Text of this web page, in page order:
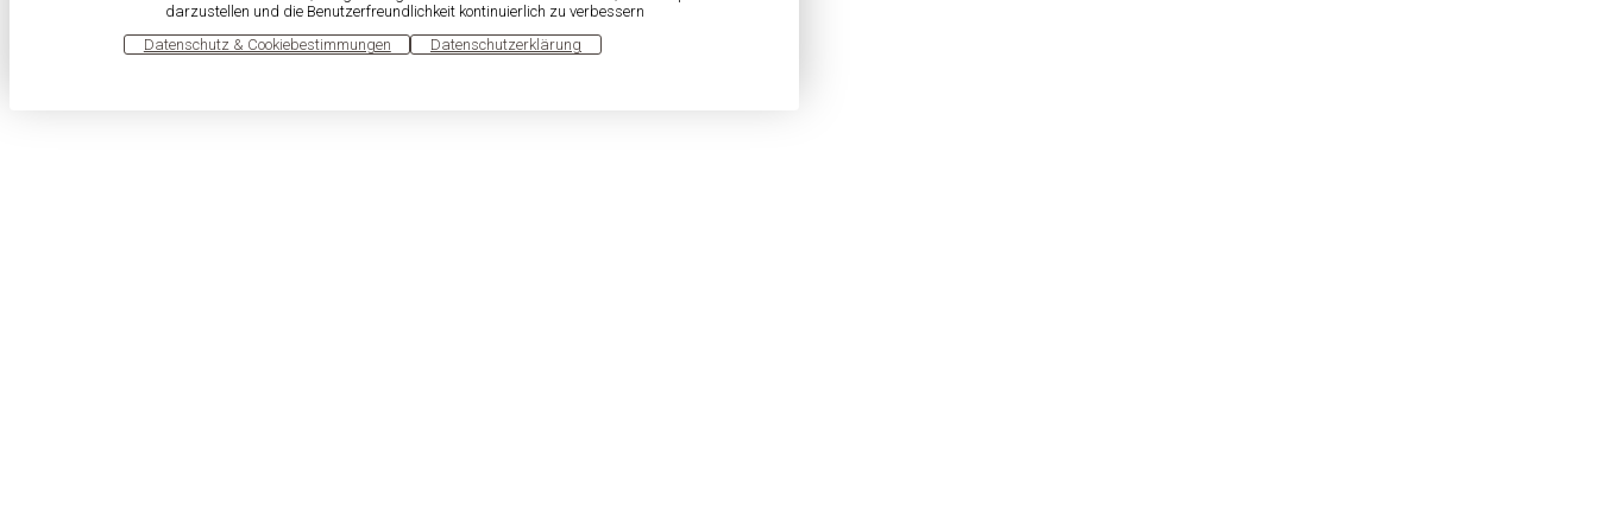
darzustellen und die Benutzerfreundlichkeit kontinuierlich zu verbessern
Datenschutz & Cookiebestimmungen Datenschutzerklärung